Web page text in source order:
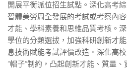
開展平衡派位招生試點。深化高考
智體美勞周全發展的考試或考察內
才能、學科素養和思維品質考核。
學位的分類選拔，加強科研創新才
息技術賦能考試評價改造。深化高
“帽子”制約，凸起創新才能、質量